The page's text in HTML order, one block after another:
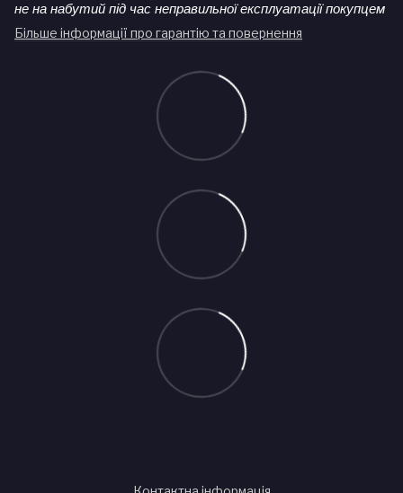
не на набутий під час неправильної експлуатації покупцем
Більше інформації про гарантію та повернення